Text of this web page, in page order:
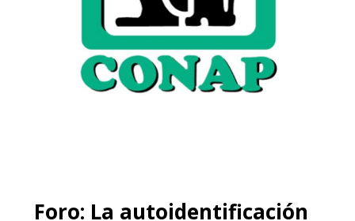
Foro: La autoidentificación